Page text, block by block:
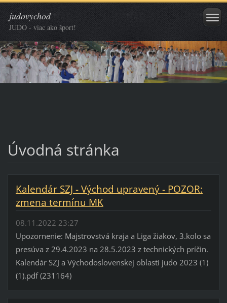
judovychod
JUDO - viac ako šport!
Úvodná stránka
Kalendár SZJ - Východ upravený - POZOR:
zmena termínu MK
08.11.2022 23:27
Upozornenie: Majstrovstvá kraja a Liga žiakov, 3.kolo sa
presúva z 29.4.2023 na 28.5.2023 z technických príčin.
Kalendár SZJ a Východoslovenskej oblasti judo 2023 (1)
(1).pdf (231164)